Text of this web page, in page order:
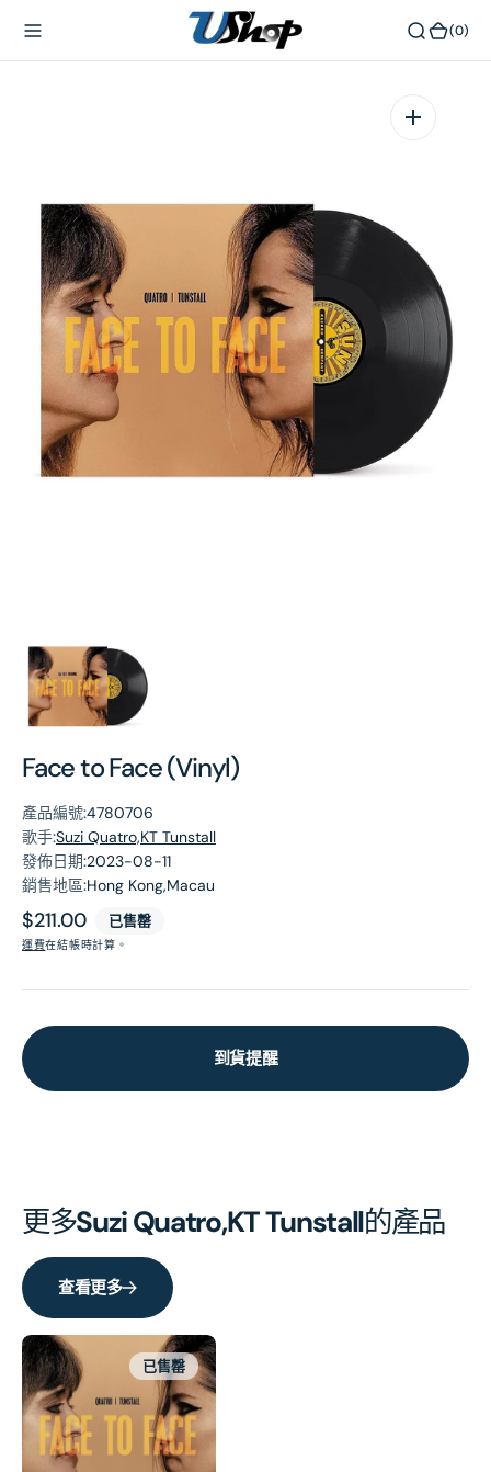
(0)
Face to Face (Vinyl)
產品編號:4780706
歌手:Suzi Quatro,KT Tunstall
發佈日期:2023-08-11
銷售地區:Hong Kong,Macau
原
價
$211.00 已售罄
運費在結帳時計算。
到貨提醒
在
相
簿
中
更多Suzi Quatro,KT Tunstall的產品
查看更多
已售罄